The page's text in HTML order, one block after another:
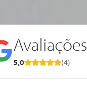
Avaliações
5,0 (4)